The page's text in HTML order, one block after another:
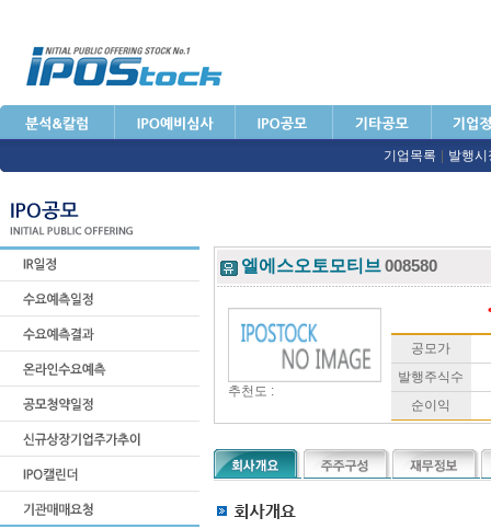
기업목록 발행
엘에스오토모티브 008580
추천도 :
공모가
발행주식수
순이익